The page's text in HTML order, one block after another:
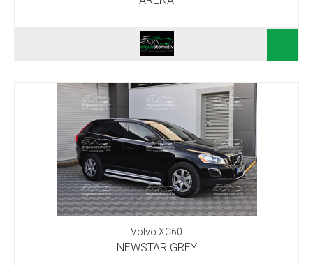
Volvo XC60
NEWSTAR GREY